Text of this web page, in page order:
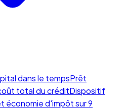
dans le tempsPrêt
total du créditDispositif
économie d'impôt sur 9